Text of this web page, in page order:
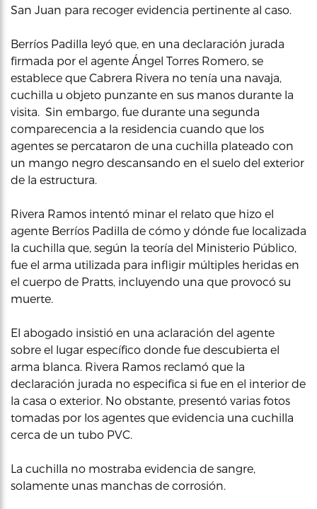
San Juan para recoger evidencia pertinente al caso.
Berríos Padilla leyó que, en una declaración jurada
firmada por el agente Ángel Torres Romero, se
establece que Cabrera Rivera no tenía una navaja,
cuchilla u objeto punzante en sus manos durante la
visita. Sin embargo, fue durante una segunda
comparecencia a la residencia cuando que los
agentes se percataron de una cuchilla plateado con
un mango negro descansando en el suelo del exterior
de la estructura.
Rivera Ramos intentó minar el relato que hizo el
agente Berríos Padilla de cómo y dónde fue localizada
la cuchilla que, según la teoría del Ministerio Público,
fue el arma utilizada para infligir múltiples heridas en
el cuerpo de Pratts, incluyendo una que provocó su
muerte.
El abogado insistió en una aclaración del agente
sobre el lugar específico donde fue descubierta el
arma blanca. Rivera Ramos reclamó que la
declaración jurada no especifica si fue en el interior de
la casa o exterior. No obstante, presentó varias fotos
tomadas por los agentes que evidencia una cuchilla
cerca de un tubo PVC.
La cuchilla no mostraba evidencia de sangre,
solamente unas manchas de corrosión.